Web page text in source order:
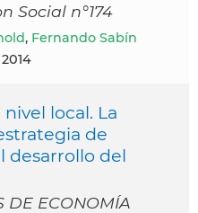
Social n°174
, Fernando Sabín
local. La
de
desarrollo del
DE ECONOMÍA